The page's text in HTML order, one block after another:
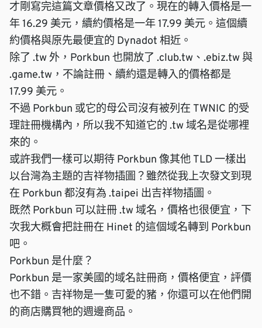
才剛寫完這篇文章價格又改了。現在的轉入價格是一
年 16.29 美元，續約價格是一年 17.99 美元。這個續
約價格與原先最便宜的 Dynadot 相近。
除了 .tw 外，Porkbun 也開放了 .club.tw、.ebiz.tw 與
.game.tw，不論註冊、續約還是轉入的價格都是
17.99 美元。
不過 Porkbun 或它的母公司沒有被列在 TWNIC 的受
理註冊機構內，所以我不知道它的 .tw 域名是從哪裡
來的。
或許我們一樣可以期待 Porkbun 像其他 TLD 一樣出
以台灣為主題的吉祥物插圖？雖然從我上次發文到現
在 Porkbun 都沒有為 .taipei 出吉祥物插圖。
既然 Porkbun 可以註冊 .tw 域名，價格也很便宜，下
次我大概會把註冊在 Hinet 的這個域名轉到 Porkbun
吧。
Porkbun 是什麼？
Porkbun 是一家美國的域名註冊商，價格便宜，評價
也不錯。吉祥物是一隻可愛的豬，你還可以在他們開
的商店購買牠的週邊商品。